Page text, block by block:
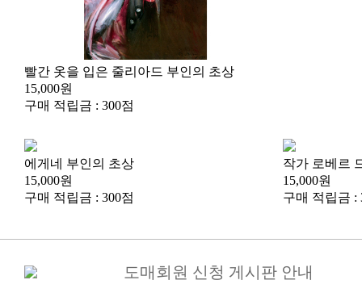
빨간 옷을 입은 줄리아드 부인의 초상
15,000원
구매 적립금 : 300점
에게네 부인의 초상
15,000원
구매 적립금 : 300점
작가 로베르
15,000원
구매 적립금 :
도매회원 신청 게시판 안내